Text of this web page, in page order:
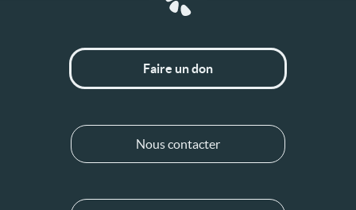
Faire un don
Nous contacter